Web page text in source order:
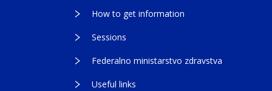
How to get information
Sessions
Federalno ministarstvo zdravstva
Useful links